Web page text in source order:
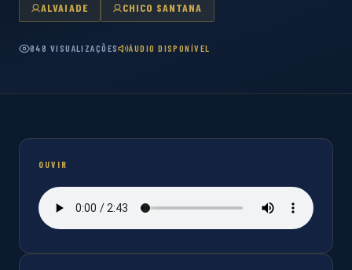
ALVAIADE CHICO SANTANA
848 VISUALIZAÇÕES ÁUDIO DISPONÍVEL
OUVIR